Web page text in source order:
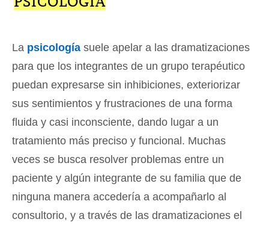
La psicología suele apelar a las dramatizaciones
para que los integrantes de un grupo terapéutico
puedan expresarse sin inhibiciones, exteriorizar
sus sentimientos y frustraciones de una forma
fluida y casi inconsciente, dando lugar a un
tratamiento más preciso y funcional. Muchas
veces se busca resolver problemas entre un
paciente y algún integrante de su familia que de
ninguna manera accedería a acompañarlo al
consultorio, y a través de las dramatizaciones el